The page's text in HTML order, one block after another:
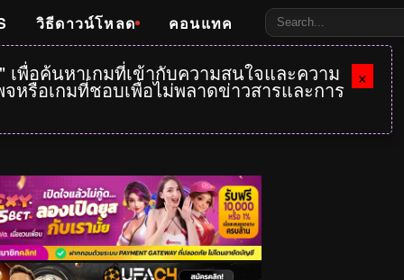
วิธีดาวน์โหลด คอนแทค
×
พื่อค้นหาเกมที่เข้ากับความสนใจและความ
รือเกมที่ชอบเพื่อไม่พลาดข่าวสารและการ